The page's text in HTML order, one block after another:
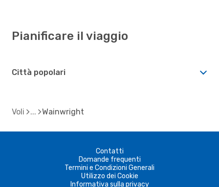
Pianificare il viaggio
Città popolari
Voli Wainwright
Contatti
Domande frequenti
Termini e Condizioni Generali
Utilizzo dei Cookie
Informativa sulla privacy